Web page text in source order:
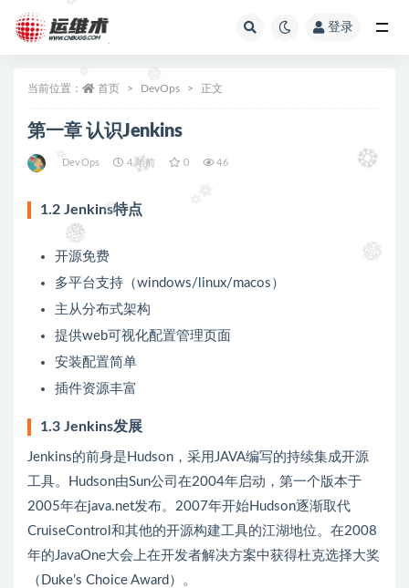
登录
当前位置： 首页 DevOps 正文
第一章 认识Jenkins
DevOps 4 年前 0 46
1.2 Jenkins特点
开源免费
多平台支持（windows/linux/macos）
主从分布式架构
提供web可视化配置管理页面
安装配置简单
插件资源丰富
1.3 Jenkins发展
Jenkins的前身是Hudson，采用JAVA编写的持续集成开源
工具。Hudson由Sun公司在2004年启动，第一个版本于
2005年在java.net发布。2007年开始Hudson逐渐取代
CruiseControl和其他的开源构建工具的江湖地位。在2008
年的JavaOne大会上在开发者解决方案中获得杜克选择大奖
（Duke’s Choice Award）。